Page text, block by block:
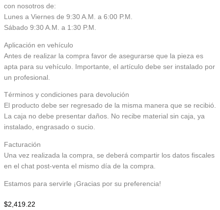
con nosotros de:
Lunes a Viernes de 9:30 A.M. a 6:00 P.M.
Sábado 9:30 A.M. a 1:30 P.M.
Aplicación en vehículo
Antes de realizar la compra favor de asegurarse que la pieza es
apta para su vehículo. Importante, el artículo debe ser instalado por
un profesional.
Términos y condiciones para devolución
El producto debe ser regresado de la misma manera que se recibió.
La caja no debe presentar daños. No recibe material sin caja, ya
instalado, engrasado o sucio.
Facturación
Una vez realizada la compra, se deberá compartir los datos fiscales
en el chat post-venta el mismo día de la compra.
Estamos para servirle ¡Gracias por su preferencia!
$2,419.22